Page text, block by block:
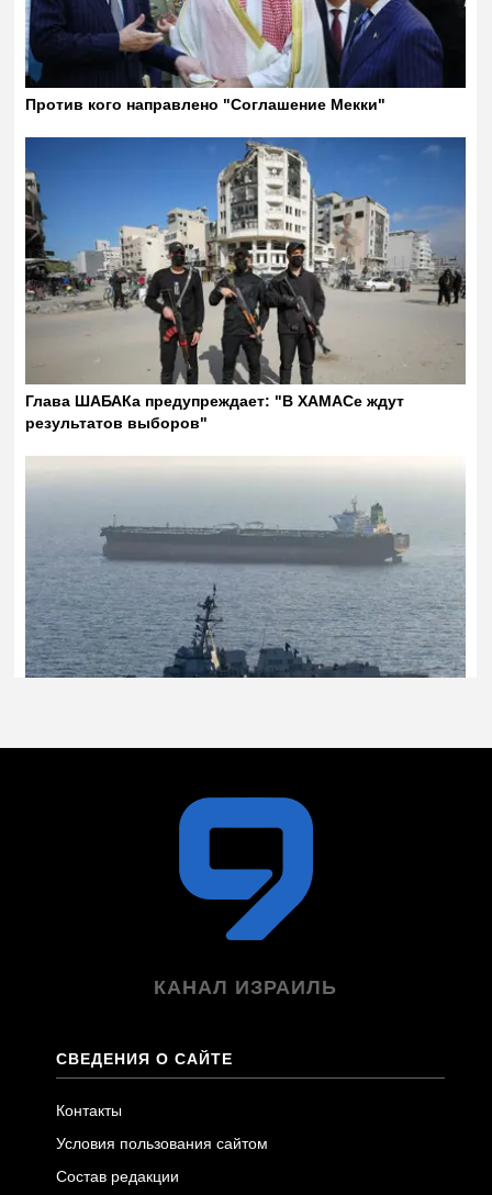
КАНАЛ ИЗРАИЛЬ
СВЕДЕНИЯ О САЙТЕ
Контакты
Условия пользования сайтом
Состав редакции